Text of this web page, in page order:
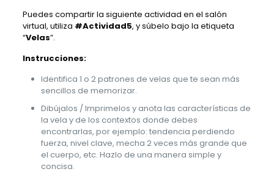
Puedes compartir la siguiente actividad en el salón
virtual, utiliza #Actividad5, y súbelo bajo la etiqueta
“Velas”.
Instrucciones:
Identifica 1 o 2 patrones de velas que te sean más
sencillos de memorizar.
Dibújalos / Imprimelos y anota las características de
la vela y de los contextos donde debes
encontrarlas, por ejemplo: tendencia perdiendo
fuerza, nivel clave, mecha 2 veces más grande que
el cuerpo, etc. Hazlo de una manera simple y
concisa.